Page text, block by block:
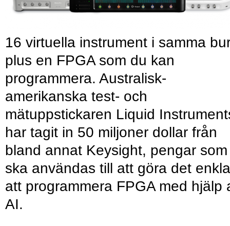
16 virtuella instrument i samma
plus en FPGA som du kan
programmera. Australisk-
amerikanska test- och
mätuppstickaren Liquid
har tagit in 50 miljoner dollar från
bland annat Keysight, pengar som
ska användas till att göra det
att programmera FPGA med hjälp
AI.